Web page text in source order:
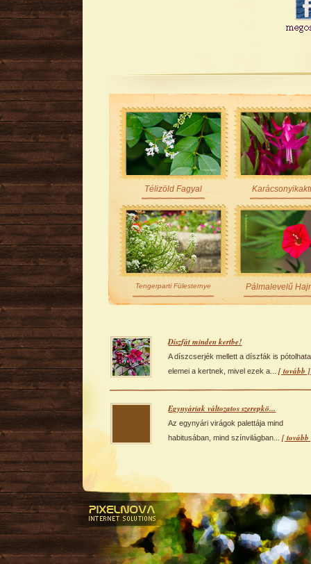
Télizöld Fagyal
Tengerparti Fülesternye Pálmalevelű
Díszfát minden kertbe!
A díszcserjék mellett a díszfák is
elemei a kertnek, mivel ezek a...[ tovább ]
Egynyáriak változatos szerepkö...
Az egynyári virágok palettája mind
habitusában, mind színvilágban...[